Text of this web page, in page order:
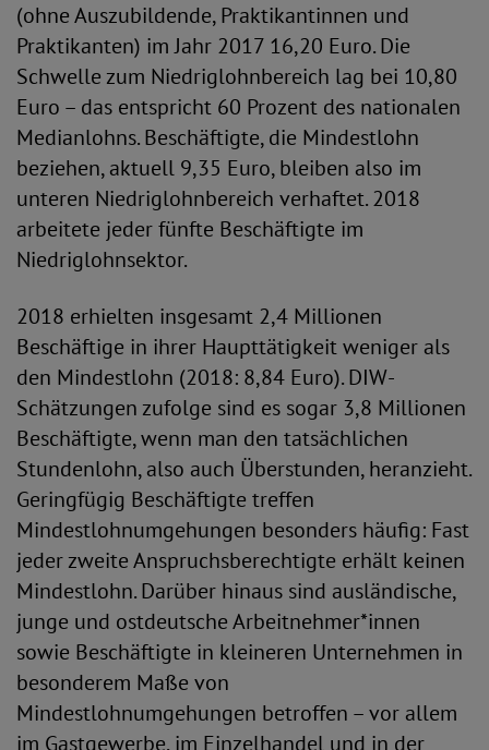
(ohne Auszubildende, Praktikantinnen und
Praktikanten) im Jahr 2017 16,20 Euro. Die
Schwelle zum Niedriglohnbereich lag bei 10,80
Euro – das entspricht 60 Prozent des nationalen
Medianlohns. Beschäftigte, die Mindestlohn
beziehen, aktuell 9,35 Euro, bleiben also im
unteren Niedriglohnbereich verhaftet. 2018
arbeitete jeder fünfte Beschäftigte im
Niedriglohnsektor.
2018 erhielten insgesamt 2,4 Millionen
Beschäftige in ihrer Haupttätigkeit weniger als
den Mindestlohn (2018: 8,84 Euro). DIW-
Schätzungen zufolge sind es sogar 3,8 Millionen
Beschäftigte, wenn man den tatsächlichen
Stundenlohn, also auch Überstunden, heranzieht.
Geringfügig Beschäftigte treffen
Mindestlohnumgehungen besonders häufig: Fast
jeder zweite Anspruchsberechtigte erhält keinen
Mindestlohn. Darüber hinaus sind ausländische,
junge und ostdeutsche Arbeitnehmer*innen
sowie Beschäftigte in kleineren Unternehmen in
besonderem Maße von
Mindestlohnumgehungen betroffen – vor allem
im Gastgewerbe, im Einzelhandel und in der